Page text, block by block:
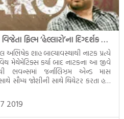
અભિષેક શાહ – નેશનલ એવૉર્ડ વિજેતા ફિલ્મ ‘હેલ્લારો’ના દિગ્દર્શક વિશેની કેટલી જાણી-અજાણી વાતો
અભિષેક શાહ બાલ્યાવસ્થાથી નાટક પ્રત્યે
મેથેમેટિક્સ કર્યા બાદ નાટકના આ જીવે
ભવન્સમાં જર્નાલિઝમ એન્ડ માસ
સૌમ્ય જોશીની સાથે થિયેટર કરતા હતા
મુખ્ય હેતુ સરકારી નોકરી લઈને ગમતું કામ
2019